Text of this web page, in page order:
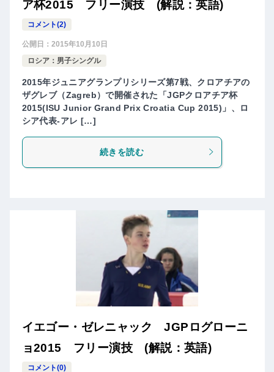
ア杯2015 フリー演技 (解説：英語)
コメント(2)
公開日： 2015年10月10日
ロシア：男子シングル
2015年ジュニアグランプリシリーズ第7戦、クロアチアの
ザグレブ（Zagreb）で開催された「JGPクロアチア杯
2015(ISU Junior Grand Prix Croatia Cup 2015)」、ロ
シア代表-アレ […]
続きを読む
イエゴー・ゼレニャック JGPログローニ
ョ2015 フリー演技 (解説：英語)
コメント(0)